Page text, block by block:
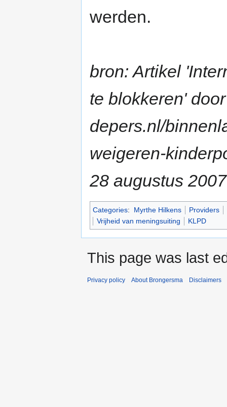
werden.
bron: Artikel
te blokkeren'
depers.nl/
weigeren-
28 augustus 2007
Categories: Myrthe Hilkens Providers
Vrijheid van meningsuiting
KLPD
This page was last
Privacy policy About Brongersma Disclaimers